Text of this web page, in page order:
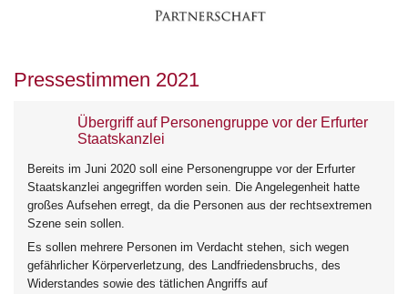
Pressestimmen 2021
Übergriff auf Personengruppe vor der Erfurter
Staatskanzlei
Bereits im Juni 2020 soll eine Personengruppe vor der Erfurter
Staatskanzlei angegriffen worden sein. Die Angelegenheit hatte
großes Aufsehen erregt, da die Personen aus der rechtsextremen
Szene sein sollen.
Es sollen mehrere Personen im Verdacht stehen, sich wegen
gefährlicher Körperverletzung, des Landfriedensbruchs, des
Widerstandes sowie des tätlichen Angriffs auf